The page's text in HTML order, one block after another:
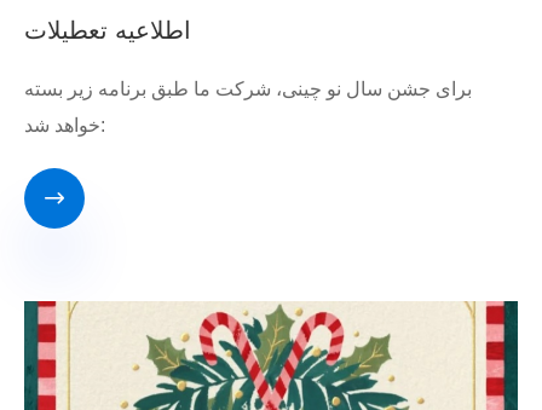
اطلاعیه تعطیلات
برای جشن سال نو چینی، شرکت ما طبق برنامه زیر بسته
خواهد شد:
